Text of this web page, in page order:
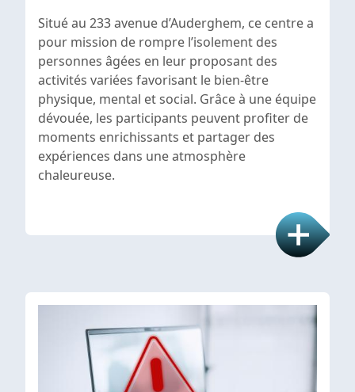
Situé au 233 avenue d’Auderghem, ce centre a
pour mission de rompre l’isolement des
personnes âgées en leur proposant des
activités variées favorisant le bien-être
physique, mental et social. Grâce à une équipe
dévouée, les participants peuvent profiter de
moments enrichissants et partager des
expériences dans une atmosphère
chaleureuse.